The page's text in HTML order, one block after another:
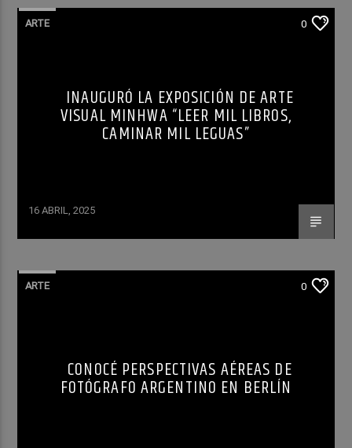
ARTE 0
INAUGURÓ LA EXPOSICIÓN DE ARTE
VISUAL MINHWA “LEER MIL LIBROS,
CAMINAR MIL LEGUAS”
16 ABRIL, 2025
ARTE 0
CONOCÉ PERSPECTIVAS AÉREAS DE
FOTÓGRAFO ARGENTINO EN BERLÍN